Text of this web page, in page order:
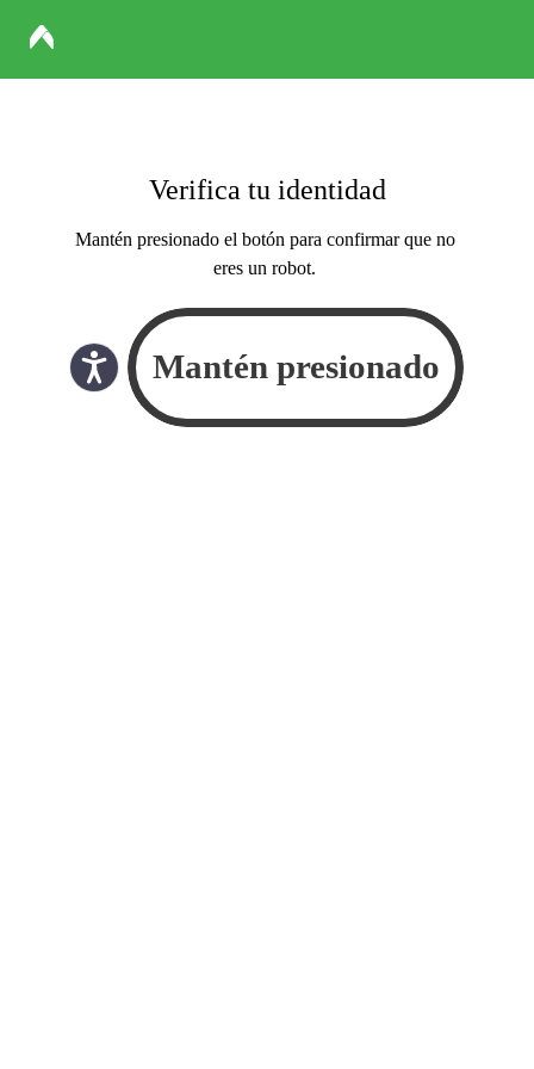
Verifica tu identidad
Mantén presionado el botón para confirmar que no
eres un robot.